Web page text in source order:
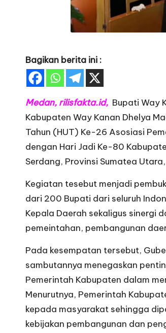
Bagikan berita ini :
Medan, rilisfakta.id, Bupati Way
Kabupaten Way Kanan Dhelya
Tahun (HUT) Ke-26 Asosiasi
dengan Hari Jadi Ke-80
Serdang, Provinsi Sumatea
Kegiatan tesebut menjadi
dari 200 Bupati dari seluruh
Kepala Daerah sekaligus sinergi
pemeintahan, pembangunan
Pada kesempatan tersebut,
sambutannya menegaskan
Pemerintah Kabupaten dalam
Menurutnya, Pemerintah
kepada masyarakat sehingga
kebijakan pembangunan dan